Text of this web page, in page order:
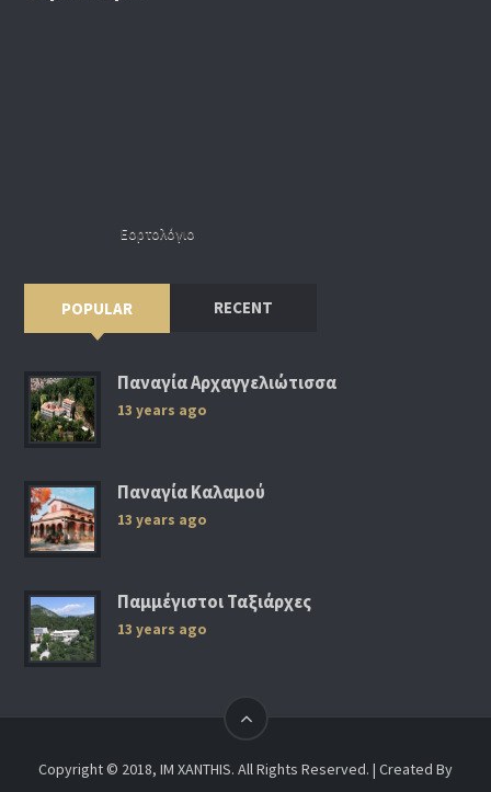
Εορτολόγιο
POPULAR RECENT
Παναγία Αρχαγγελιώτισσα
13 years ago
Παναγία Καλαμού
13 years ago
Παμμέγιστοι Ταξιάρχες
13 years ago
Copyright © 2018, IM XANTHIS. All Rights Reserved. | Created By